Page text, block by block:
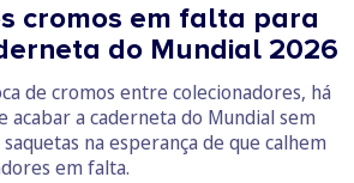
cromos em falta para
do Mundial 2026
de cromos entre colecionadores, há
acabar a caderneta do Mundial sem
na esperança de que calhem
em falta.